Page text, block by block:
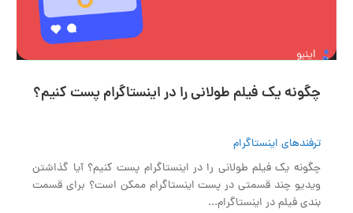
02:59
چگونه یک فیلم طولانی را در اینستاگرام پست کنیم؟
ترفندهای اینستاگرام
چگونه یک فیلم طولانی را در اینستاگرام پست کنیم؟ آیا گذاشتن
ویدیو چند قسمتی در پست اینستاگرام ممکن است؟ برای قسمت
بندی فیلم در اینستاگرام...